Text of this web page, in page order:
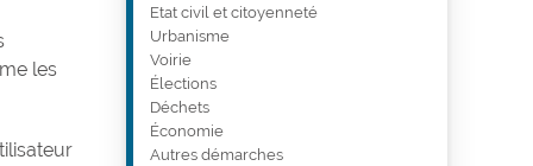
les
Etat civil et citoyenneté
Urbanisme
Voirie
Élections
Déchets
Économie
Autres démarches